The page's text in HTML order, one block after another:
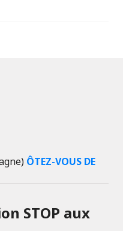
ÔTEZ-VOUS DE
STOP aux